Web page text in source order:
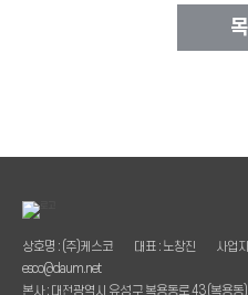
상호명 : (주)케스코 대표 : 노창진 사업
esco@daum.net
본사 : 대전광역시 유성구 복용동로 43 (복용